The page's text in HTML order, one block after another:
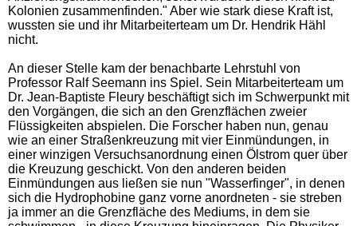
Kolonien zusammenfinden." Aber wie stark diese Kraft ist,
wussten sie und ihr Mitarbeiterteam um Dr. Hendrik Hähl
nicht.
An dieser Stelle kam der benachbarte Lehrstuhl von
Professor Ralf Seemann ins Spiel. Sein Mitarbeiterteam um
Dr. Jean-Baptiste Fleury beschäftigt sich im Schwerpunkt mit
den Vorgängen, die sich an den Grenzflächen zweier
Flüssigkeiten abspielen. Die Forscher haben nun, genau
wie an einer Straßenkreuzung mit vier Einmündungen, in
einer winzigen Versuchsanordnung einen Ölstrom quer über
die Kreuzung geschickt. Von den anderen beiden
Einmündungen aus ließen sie nun "Wasserfinger", in denen
sich die Hydrophobine ganz vorne anordneten - sie streben
ja immer an die Grenzfläche des Mediums, in dem sie